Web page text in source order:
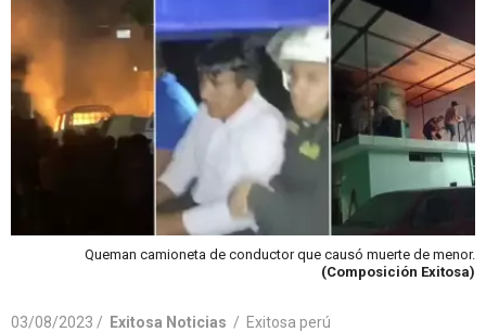
Queman camioneta de conductor que causó muerte de menor.
(Composición Exitosa)
03/08/2023 / Exitosa Noticias / Exitosa perú